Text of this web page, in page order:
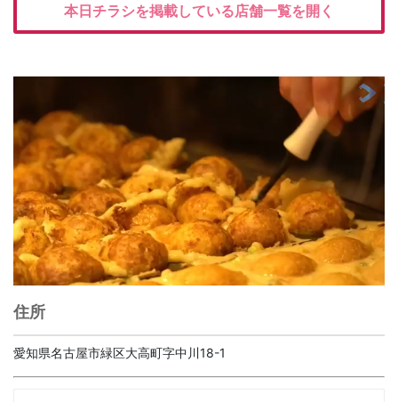
本日チラシを掲載している店舗一覧を開く
住所
愛知県名古屋市緑区大高町字中川18-1